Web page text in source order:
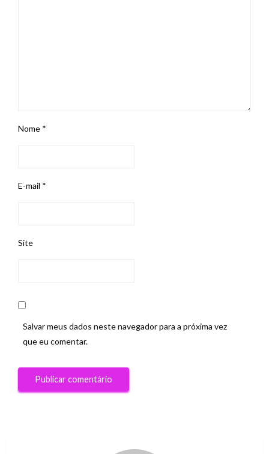
Nome *
E-mail *
Site
Salvar meus dados neste navegador para a próxima vez
que eu comentar.